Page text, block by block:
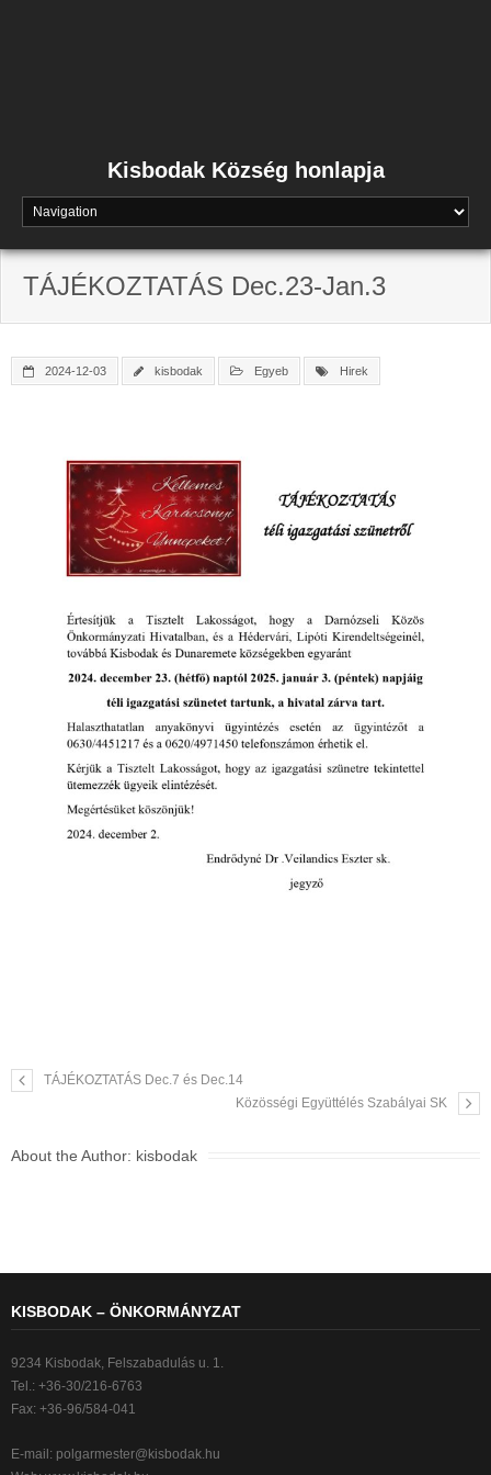
Kisbodak Község honlapja
TÁJÉKOZTATÁS Dec.23-Jan.3
2024-12-03 kisbodak Egyeb Hirek
TÁJÉKOZTATÁS Dec.7 és Dec.14
Közösségi Együttélés Szabályai SK
About the Author: kisbodak
KISBODAK – ÖNKORMÁNYZAT
9234 Kisbodak, Felszabadulás u. 1.
Tel.: +36-30/216-6763
Fax: +36-96/584-041
E-mail: polgarmester@kisbodak.hu